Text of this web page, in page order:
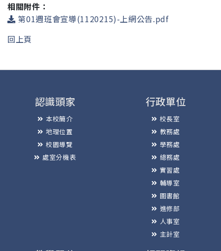
相關附件：
第01週班會宣導(1120215)-上網公告.pdf
回上頁
認識頭家
本校簡介
地理位置
校園導覽
處室分機表
行政單位
校長室
教務處
學務處
總務處
實習處
輔導室
圖書館
進修部
人事室
主計室